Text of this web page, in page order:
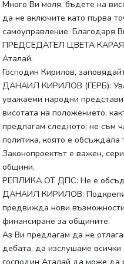
Много Ви моля, бъдете на
да не включите като първа
самоуправление. Благодаря
ПРЕДСЕДАТЕЛ ЦВЕТА
Аталай.
Господин Кирилов,
ДАНАИЛ КИРИЛОВ (ГЕРБ):
уважаеми народни
висотата на положението,
предлагам следното: не съм
политика, която е обсъждала
Законопроектът е важен,
общини.
РЕПЛИКА ОТ ДПС: Не е
ДАНАИЛ КИРИЛОВ: Подкрепя
предвижда нови
финансиране за общините.
Аз Ви предлагам да не
дебата, да изслушаме
господин Аталай да може да